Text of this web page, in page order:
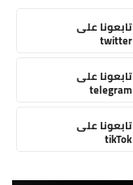
تابعونا على
twitter
تابعونا على
telegram
تابعونا على
tikTok